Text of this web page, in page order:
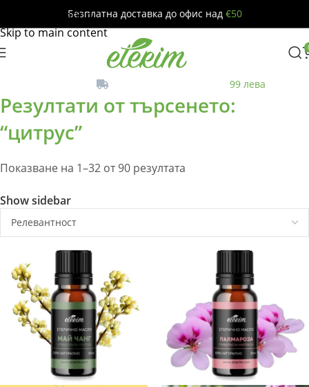
Skip to navigation
Skip to main content
Безплатна доставка до офис над €50
99 лева
Резултати от търсенето:
“цитрус”
Показване на 1–32 от 90 резултата
Show sidebar